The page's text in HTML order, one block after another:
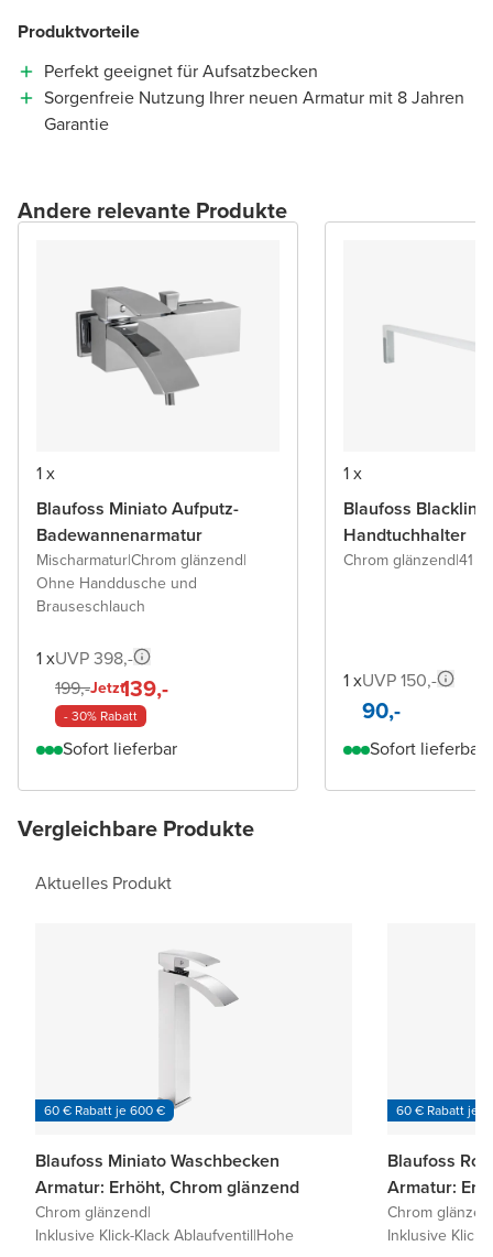
Produktvorteile
Perfekt geeignet für Aufsatzbecken
Sorgenfreie Nutzung Ihrer neuen Armatur mit 8 Jahren
Garantie
Andere relevante Produkte
1 x
Blaufoss Miniato Aufputz-
Badewannenarmatur
Mischarmatur|Chrom glänzend|
Ohne Handdusche und
Brauseschlauch
1 xUVP 398,-
199,-Jetzt139,-
- 30% Rabatt
Sofort lieferbar
1 x
Blaufoss Blackline
Handtuchhalter
Chrom glänzend|41
1 xUVP 150,-
90,-
Sofort lieferbar
Vergleichbare Produkte
Aktuelles Produkt
60 € Rabatt je 600 €
Blaufoss Miniato Waschbecken
Armatur: Erhöht, Chrom glänzend
Chrom glänzend|
Inklusive Klick-Klack Ablaufventil|Hohe
60 € Rabatt je
Blaufoss
Armatur:
Chrom
Inklusive